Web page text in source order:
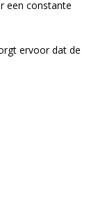
een constante
ervoor dat de